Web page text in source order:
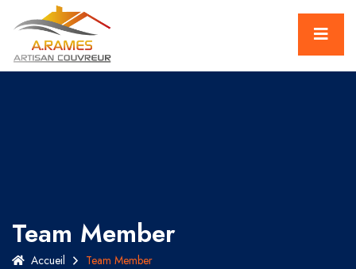
Team Member
Accueil Team Member